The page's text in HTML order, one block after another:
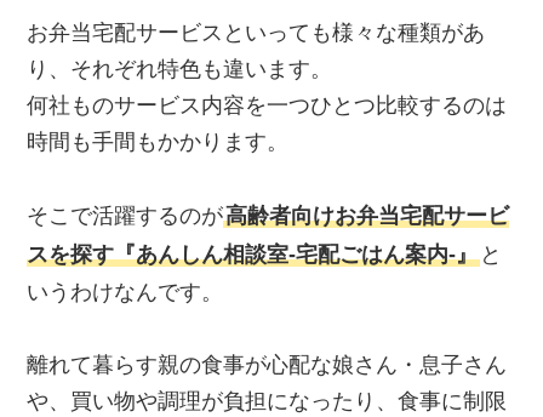
お弁当宅配サービスといっても様々な種類があ
り、それぞれ特色も違います。
何社ものサービス内容を一つひとつ比較するのは
時間も手間もかかります。
そこで活躍するのが高齢者向けお弁当宅配サービ
スを探す『あんしん相談室‐宅配ごはん案内‐』 と
いうわけなんです。
離れて暮らす親の食事が心配な娘さん・息子さん
や、買い物や調理が負担になったり、食事に制限